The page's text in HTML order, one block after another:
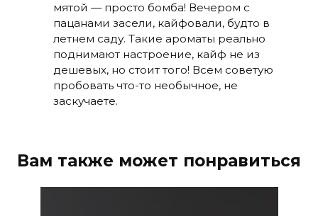
мятой — просто бомба! Вечером с
пацанами засели, кайфовали, будто в
летнем саду. Такие ароматы реально
поднимают настроение, кайф не из
дешевых, но стоит того! Всем советую
пробовать что-то необычное, не
заскучаете.
Вам также может понравиться